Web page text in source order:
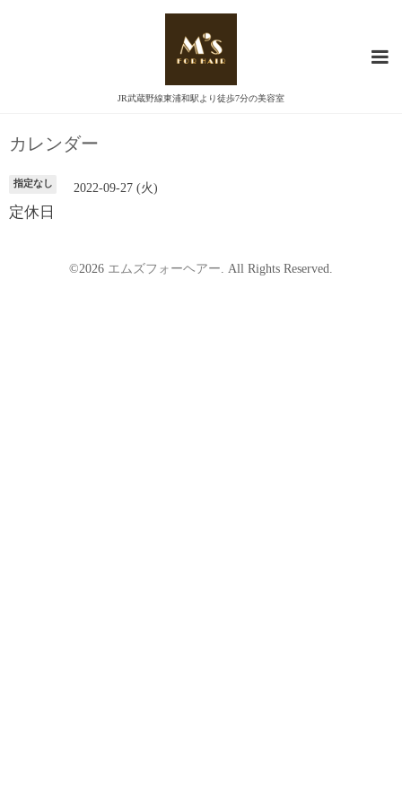
JR武蔵野線東浦和駅より徒歩7分の美容室
カレンダー
指定なし 2022-09-27 (火)
定休日
©2026 エムズフォーヘアー . All Rights Reserved.